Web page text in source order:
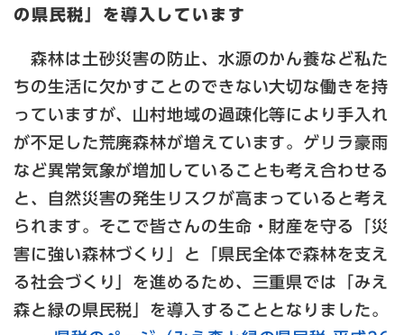
の県民税」を導入しています
森林は土砂災害の防止、水源のかん養など私た
ちの生活に欠かすことのできない大切な働きを持
っていますが、山村地域の過疎化等により手入れ
が不足した荒廃森林が増えています。ゲリラ豪雨
など異常気象が増加していることも考え合わせる
と、自然災害の発生リスクが高まっていると考え
られます。そこで皆さんの生命・財産を守る「災
害に強い森林づくり」と「県民全体で森林を支え
る社会づくり」を進めるため、三重県では「みえ
森と緑の県民税」を導入することとなりました。